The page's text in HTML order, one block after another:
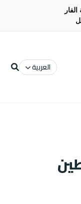
العربية